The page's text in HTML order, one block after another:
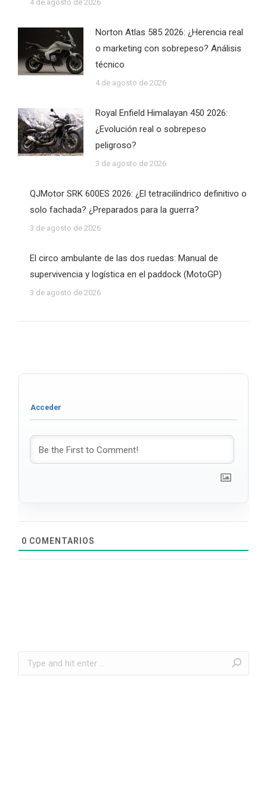
4 de agosto de 2026
Norton Atlas 585 2026: ¿Herencia real
o marketing con sobrepeso? Análisis
técnico
4 de agosto de 2026
Royal Enfield Himalayan 450 2026:
¿Evolución real o sobrepeso
peligroso?
3 de agosto de 2026
QJMotor SRK 600ES 2026: ¿El tetracilíndrico definitivo o
solo fachada? ¿Preparados para la guerra?
3 de agosto de 2026
El circo ambulante de las dos ruedas: Manual de
supervivencia y logística en el paddock (MotoGP)
3 de agosto de 2026
0 COMENTARIOS
Search: